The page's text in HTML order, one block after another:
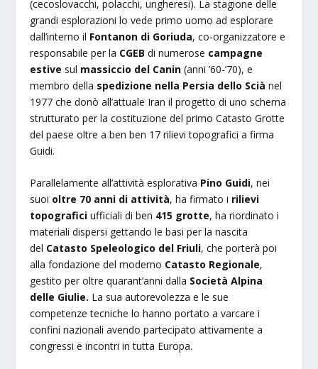
(cecoslovacchi, polacchi, ungheresi). La stagione delle
grandi esplorazioni lo vede primo uomo ad esplorare
dall’interno il Fontanon di Goriuda, co-organizzatore e
responsabile per la CGEB di numerose campagne
estive sul massiccio del Canin (anni ’60-’70), e
membro della spedizione nella Persia dello Scià nel
1977 che donò all’attuale Iran il progetto di uno schema
strutturato per la costituzione del primo Catasto Grotte
del paese oltre a ben ben 17 rilievi topografici a firma
Guidi.
Parallelamente all’attività esplorativa Pino Guidi, nei
suoi oltre 70 anni di attività, ha firmato i rilievi
topografici ufficiali di ben 415 grotte, ha riordinato i
materiali dispersi gettando le basi per la nascita
del Catasto Speleologico del Friuli, che porterà poi
alla fondazione del moderno Catasto Regionale,
gestito per oltre quarant’anni dalla Società Alpina
delle Giulie. La sua autorevolezza e le sue
competenze tecniche lo hanno portato a varcare i
confini nazionali avendo partecipato attivamente a
congressi e incontri in tutta Europa.